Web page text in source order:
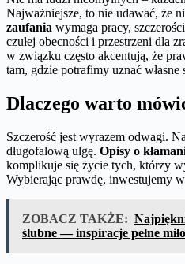
Najważniejsze, to nie udawać, że
zaufania wymaga pracy,
czułej obecności i przestrzeni dla
w związku często akcentują, że
tam, gdzie potrafimy uznać własne
Dlaczego warto
Szczerość jest wyrazem odwagi.
długofalową ulgę. Opisy o
komplikuje się życie tych, którzy
Wybierając prawdę, inwestujemy
ZOBACZ TAKŻE:
ślubne — inspiracje pełne